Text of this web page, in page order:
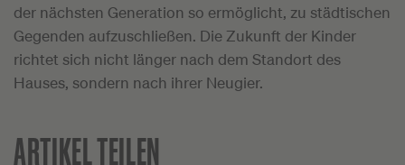
der nächsten Generation so ermöglicht, zu städtischen
Gegenden aufzuschließen. Die Zukunft der Kinder
richtet sich nicht länger nach dem Standort des
Hauses, sondern nach ihrer Neugier.
ARTIKEL TEILEN